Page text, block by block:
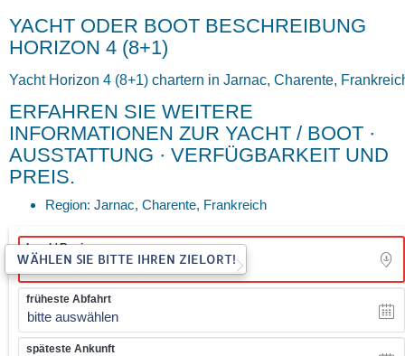
YACHT ODER BOOT BESCHREIBUNG
HORIZON 4 (8+1)
Yacht Horizon 4 (8+1) chartern in Jarnac, Charente,
ERFAHREN SIE WEITERE
INFORMATIONEN ZUR YACHT / BOOT ·
AUSSTATTUNG · VERFÜGBARKEIT UND
PREIS.
Region: Jarnac, Charente, Frankreich
Land / Region
früheste Abfahrt
bitte auswählen
späteste Ankunft
WÄHLEN SIE BITTE IHREN ZIELORT!